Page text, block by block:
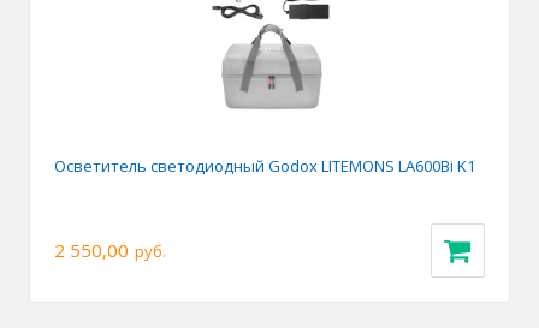
Осветитель светодиодный Godox LITEMONS LA600Bi K1
2 550,00 руб.